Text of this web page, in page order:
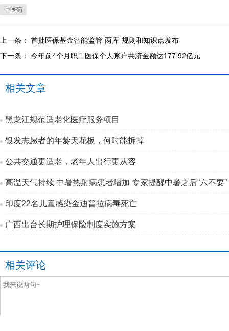
中医药
上一条： 首批医保基金智能监管“两库”规则和知识点发布
下一条： 今年前4个月职工医保个人账户共济金额达177.92亿元
相关文章
黑龙江规范适老化医疗服务项目
银发志愿者的年龄天花板，何时能拆掉
公共交通更适老，老年人出行更从容
高温天气持续 中暑热射病患者增加 专家提醒中暑之后“六不要”
印度22名儿童感染金迪普拉病毒死亡
广西出台长期护理保险制度实施方案
相关评论